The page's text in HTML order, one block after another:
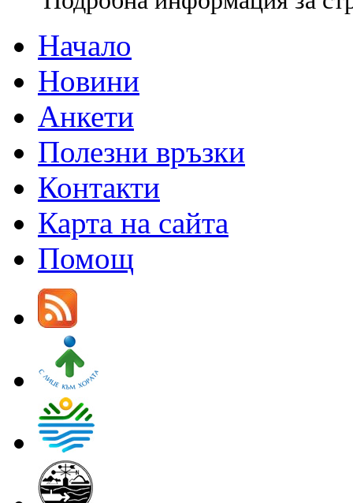
Начало
Новини
Анкети
Полезни връзки
Контакти
Карта на сайта
Помощ